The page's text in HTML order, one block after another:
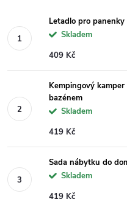
Letadlo pro
Skladem
409 Kč
Kempingový
bazénem
Skladem
419 Kč
Sada nábytku do
Skladem
419 Kč